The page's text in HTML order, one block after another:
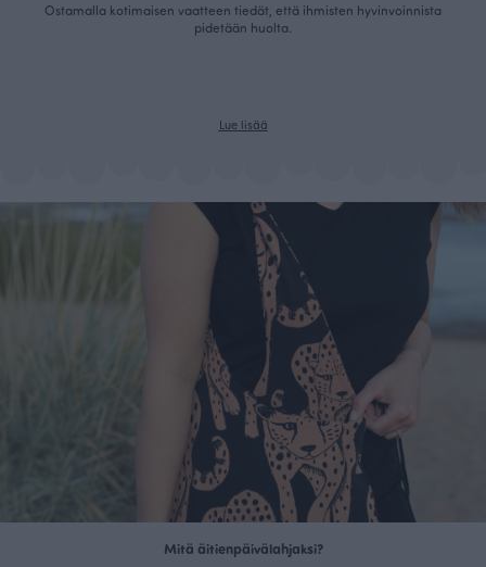
Ostamalla kotimaisen vaatteen tiedät, että ihmisten hyvinvoinnista
pidetään huolta.
Lue lisää
Mitä äitienpäivälahjaksi?